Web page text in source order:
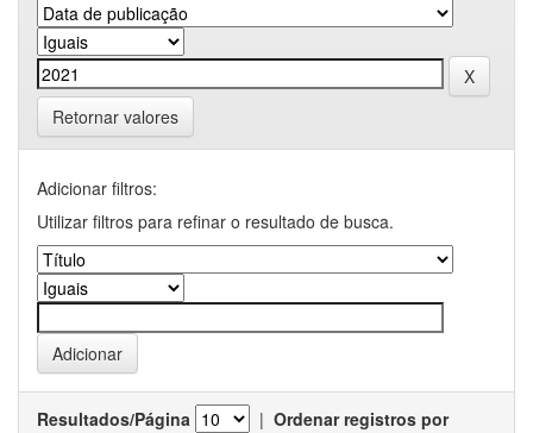
Retornar valores
Adicionar filtros:
Utilizar filtros para refinar o resultado de busca.
Resultados/Página | Ordenar registros por